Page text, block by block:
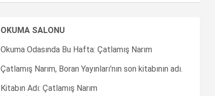
OKUMA SALONU
Okuma Odasında Bu Hafta: Çatlamış Narım
Çatlamış Narım, Boran Yayınları'nın son kitabının adı.
Kitabın Adı: Çatlamış Narım